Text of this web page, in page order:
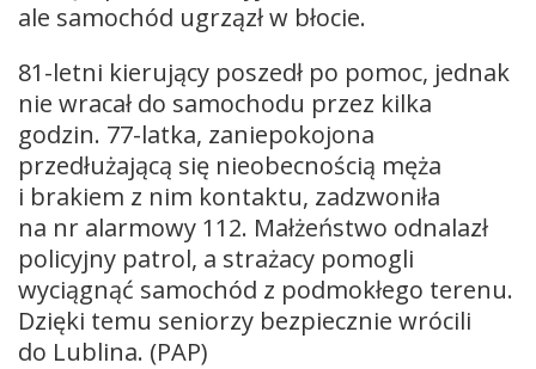
ale samochód ugrzązł w błocie.
81-letni kierujący poszedł po pomoc, jednak
nie wracał do samochodu przez kilka
godzin. 77-latka, zaniepokojona
przedłużającą się nieobecnością męża
i brakiem z nim kontaktu, zadzwoniła
na nr alarmowy 112. Małżeństwo odnalazł
policyjny patrol, a strażacy pomogli
wyciągnąć samochód z podmokłego terenu.
Dzięki temu seniorzy bezpiecznie wrócili
do Lublina. (PAP)